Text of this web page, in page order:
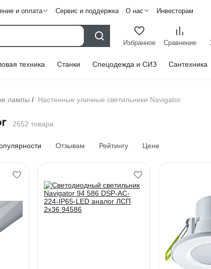
и оплата Сервис и поддержка О нас Инвесторам
Избранное Сравнение
техника Станки Спецодежда и СИЗ Сантехника
лампы / Настенные уличные светильники Navigator
2652 товара
Отзывам Рейтингу Цене